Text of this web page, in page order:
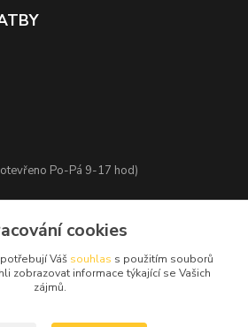
Po-Pá 9-17 hod)
cookies
Váš souhlas s použitím souborů
zobrazovat informace týkající se Vašich
zájmů.